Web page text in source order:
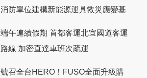
消防單位建構新能源運具救災應變基
端午連續假期 首都客運北宜國道客運
路線 加密直達車班次疏運
號召全台HERO！FUSO全面升級購